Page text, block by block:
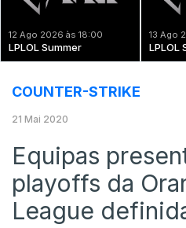
12 Ago 2026 às 18:00
LPLOL Summer
13 Ago
LPLOL
COUNTER-STRIKE
21 Mai 2020
Equipas
playoffs da
League